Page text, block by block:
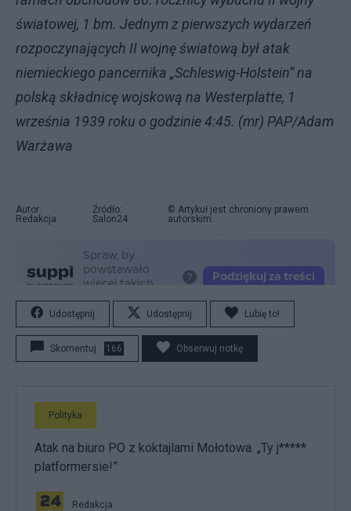
światowej, 1 bm. Jednym z pierwszych wydarzeń
rozpoczynających II wojnę światową był atak
niemieckiego pancernika „Schleswig-Holstein” na
polską składnicę wojskową na Westerplatte, 1
września 1939 roku o godzinie 4:45. (mr) PAP/Adam
Warżawa
Autor:
Redakcja
Źródło:
Salon24
© Artykuł jest chroniony prawem
autorskim.
Udostępnij Udostępnij Lubię to!
Skomentuj 166 Obserwuj notkę
Polityka
Atak na biuro PO z koktajlami Mołotowa. „Ty j*****
platformersie!”
Redakcja